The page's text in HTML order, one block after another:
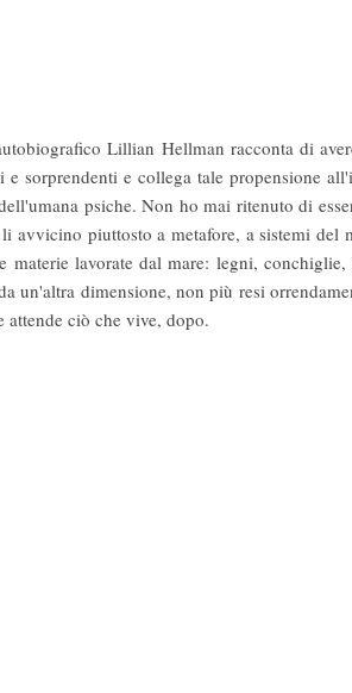
Lillian Hellman racconta di
e sorprendenti e collega tale propensione
psiche. Non ho mai ritenuto di
avvicino piuttosto a metafore, a sistemi del
materie lavorate dal mare: legni,
un'altra dimensione, non più resi
attende ciò che vive, dopo.